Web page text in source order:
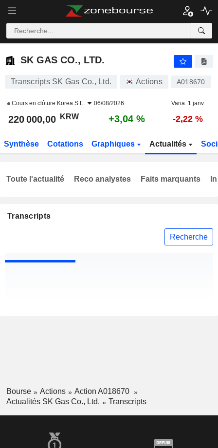
SK GAS CO., LTD.
SK GAS CO., LTD.
Transcripts SK Gas Co., Ltd. Actions A018670
Cours en clôture Korea S.E. 06/08/2026 Varia. 1 janv.
220 000,00 KRW +3,04 % -2,22 %
Synthèse Cotations Graphiques Actualités
Transcripts
Recherche
Toute l'actualité Reco analystes Faits marquants
Bourse Actions
Action A018670
Actualités SK Gas Co., Ltd.
Transcripts